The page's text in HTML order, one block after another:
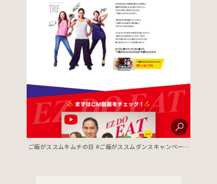
ご飯がススムキムチの日 #ご飯がススムダンスキャンペーン